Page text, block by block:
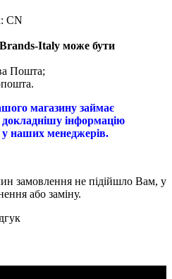
CN
Italy може бути
Пошта;
магазину займає
докладнішу інформацію
наших менеджерів.
замовлення не підійшло Вам, у
або заміну.